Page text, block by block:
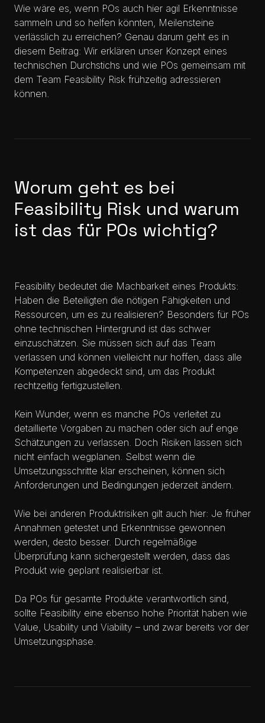
Wie wäre es, wenn POs auch hier agil Erkenntnisse
sammeln und so helfen könnten, Meilensteine
verlässlich zu erreichen? Genau darum geht es in
diesem Beitrag: Wir erklären unser Konzept eines
technischen Durchstichs und wie POs gemeinsam mit
dem Team Feasibility Risk frühzeitig adressieren
können.
Worum geht es bei
Feasibility Risk und warum
ist das für POs wichtig?
Feasibility bedeutet die Machbarkeit eines Produkts:
Haben die Beteiligten die nötigen Fähigkeiten und
Ressourcen, um es zu realisieren? Besonders für POs
ohne technischen Hintergrund ist das schwer
einzuschätzen. Sie müssen sich auf das Team
verlassen und können vielleicht nur hoffen, dass alle
Kompetenzen abgedeckt sind, um das Produkt
rechtzeitig fertigzustellen.
Kein Wunder, wenn es manche POs verleitet zu
detaillierte Vorgaben zu machen oder sich auf enge
Schätzungen zu verlassen. Doch Risiken lassen sich
nicht einfach wegplanen. Selbst wenn die
Umsetzungsschritte klar erscheinen, können sich
Anforderungen und Bedingungen jederzeit ändern.
Wie bei anderen Produktrisiken gilt auch hier: Je früher
Annahmen getestet und Erkenntnisse gewonnen
werden, desto besser. Durch regelmäßige
Überprüfung kann sichergestellt werden, dass das
Produkt wie geplant realisierbar ist.
Da POs für gesamte Produkte verantwortlich sind,
sollte Feasibility eine ebenso hohe Priorität haben wie
Value, Usability und Viability – und zwar bereits vor der
Umsetzungsphase.